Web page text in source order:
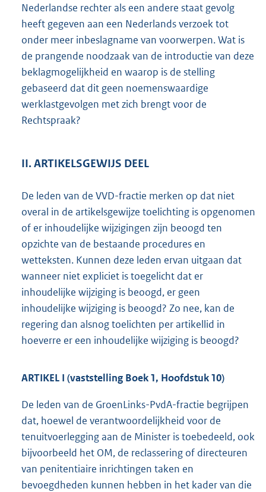
Nederlandse rechter als een andere staat gevolg
heeft gegeven aan een Nederlands verzoek tot
onder meer inbeslagname van voorwerpen. Wat is
de prangende noodzaak van de introductie van deze
beklagmogelijkheid en waarop is de stelling
gebaseerd dat dit geen noemenswaardige
werklastgevolgen met zich brengt voor de
Rechtspraak?
II. ARTIKELSGEWIJS DEEL
De leden van de VVD-fractie merken op dat niet
overal in de artikelsgewijze toelichting is opgenomen
of er inhoudelijke wijzigingen zijn beoogd ten
opzichte van de bestaande procedures en
wetteksten. Kunnen deze leden ervan uitgaan dat
wanneer niet expliciet is toegelicht dat er
inhoudelijke wijziging is beoogd, er geen
inhoudelijke wijziging is beoogd? Zo nee, kan de
regering dan alsnog toelichten per artikellid in
hoeverre er een inhoudelijke wijziging is beoogd?
ARTIKEL I (vaststelling Boek 1, Hoofdstuk 10)
De leden van de GroenLinks-PvdA-fractie begrijpen
dat, hoewel de verantwoordelijkheid voor de
tenuitvoerlegging aan de Minister is toebedeeld, ook
bijvoorbeeld het OM, de reclassering of directeuren
van penitentiaire inrichtingen taken en
bevoegdheden kunnen hebben in het kader van die